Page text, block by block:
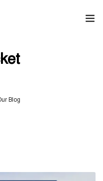
Blog